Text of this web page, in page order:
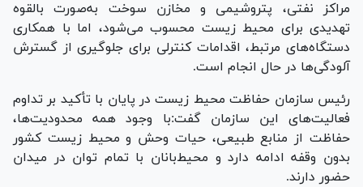
مراکز نفتی، پتروشیمی و مخازن سوخت به‌صورت بالقوه
تهدیدی برای محیط زیست محسوب می‌شود، اما با همکاری
دستگاه‌های مرتبط، اقدامات کنترلی برای جلوگیری از گسترش
آلودگی‌ها در حال انجام است.
رئیس سازمان حفاظت محیط زیست در پایان با تأکید بر تداوم
فعالیت‌های این سازمان گفت:با وجود همه محدودیت‌ها،
حفاظت از منابع طبیعی، حیات وحش و محیط زیست کشور
بدون وقفه ادامه دارد و محیط‌بانان با تمام توان در میدان
حضور دارند.